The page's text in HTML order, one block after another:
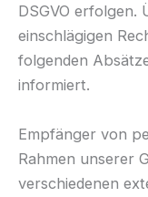
DSGVO erfolgen.
einschlägigen
folgenden
informiert.
Empfänger von
Rahmen unserer
verschiedenen